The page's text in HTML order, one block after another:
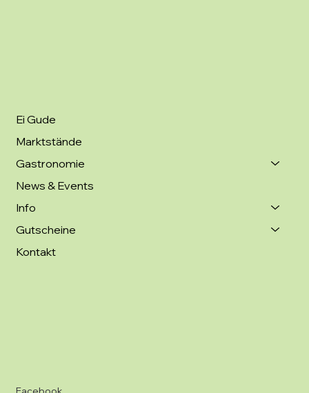
Ei Gude
Marktstände
Gastronomie
News & Events
Info
Gutscheine
Kontakt